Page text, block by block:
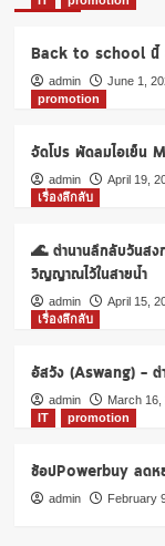
ชั่น
วัน
สงกรานต์
Songkran
2022”
Back to school นี้
admin June 1,
promotion
จัดโปร พัดลมไอเย็น
admin April 19,
เรื่องลึกลับ
🌊 ตำนานลึกลับวันสง
วิญญาณไว้ในสายน้ำ
admin April 15,
เรื่องลึกลับ
อัสวัง (Aswang) – ต
admin March 16,
IT
promotion
ช้อปPowerbuy ลด
admin February